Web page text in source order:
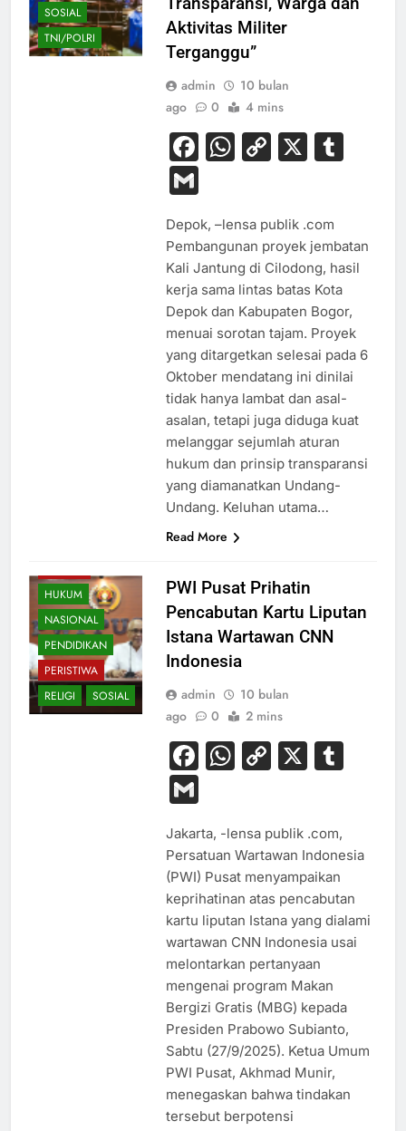
SOSIAL
TNI/POLRI
Aktivitas Militer
Terganggu”
admin
10 bulan
ago
0 4 mins
Facebook
WhatsApp
Copy
X
Gmail
Depok, –lensa publik .com
Pembangunan proyek jembatan
Kali Jantung di Cilodong, hasil
kerja sama lintas batas Kota
Depok dan Kabupaten Bogor,
menuai sorotan tajam. Proyek
yang ditargetkan selesai pada 6
Oktober mendatang ini dinilai
tidak hanya lambat dan asal-
asalan, tetapi juga diduga kuat
melanggar sejumlah aturan
hukum dan prinsip transparansi
yang diamanatkan Undang-
Undang. Keluhan utama…
Read More
HUKUM
NASIONAL
PENDIDIKAN
PERISTIWA
RELIGI
SOSIAL
PWI Pusat Prihatin
Pencabutan Kartu Liputan
Istana Wartawan CNN
Indonesia
admin
10 bulan
ago
0 2 mins
Facebook
WhatsApp
Copy
X
Gmail
Jakarta, -lensa publik .com,
Persatuan Wartawan Indonesia
(PWI) Pusat menyampaikan
keprihatinan atas pencabutan
kartu liputan Istana yang dialami
wartawan CNN Indonesia usai
melontarkan pertanyaan
mengenai program Makan
Bergizi Gratis (MBG) kepada
Presiden Prabowo Subianto,
Sabtu (27/9/2025). Ketua Umum
PWI Pusat, Akhmad Munir,
menegaskan bahwa tindakan
tersebut berpotensi